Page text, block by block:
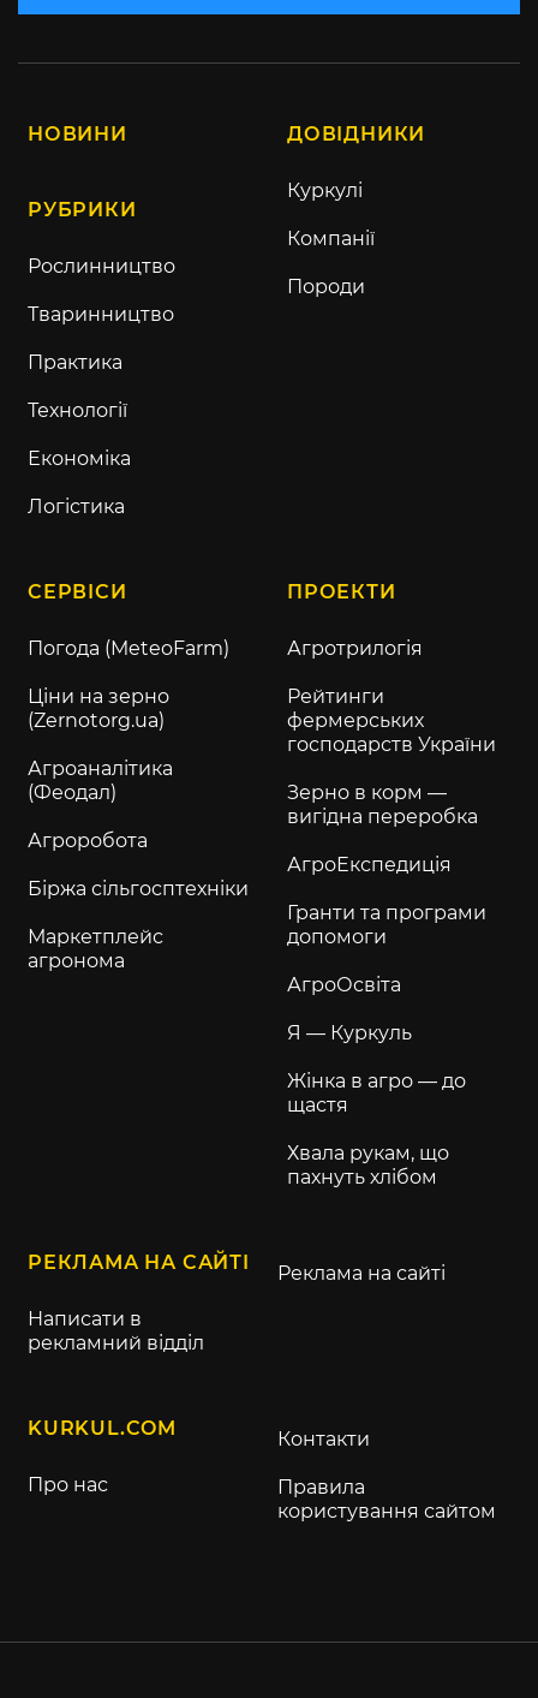
НОВИНИ
РУБРИКИ
Рослинництво
Тваринництво
Практика
Технології
Економіка
Логістика
ДОВІДНИКИ
Куркулі
Компанії
Породи
СЕРВІСИ
Погода (MeteoFarm)
Ціни на зерно
(Zernotorg.ua)
Агроаналітика
(Феодал)
Агроробота
Біржа сільгосптехніки
Маркетплейс
агронома
ПРОЕКТИ
Агротрилогія
Рейтинги
фермерських
господарств України
Зерно в корм —
вигідна переробка
АгроЕкспедиція
Гранти та програми
допомоги
АгроОсвіта
Я — Куркуль
Жінка в агро — до
щастя
Хвала рукам, що
пахнуть хлібом
РЕКЛАМА НА САЙТІ
Написати в
рекламний відділ
Реклама на сайті
KURKUL.COM
Про нас
Контакти
Правила
користування сайтом